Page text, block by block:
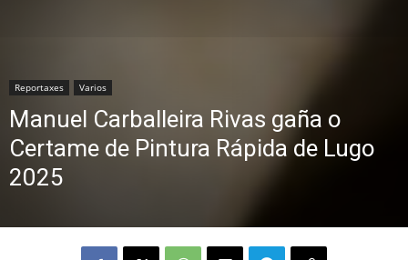
Reportaxes Varios
Manuel Carballeira Rivas gaña o
Certame de Pintura Rápida de Lugo
2025